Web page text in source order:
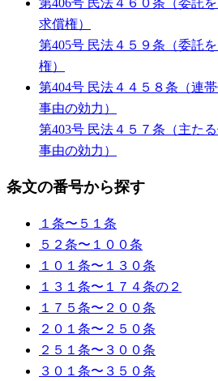
第406号 民法４６０条（委託
求償権）
第405号 民法４５９条（委託
権）
第404号 民法４４５８条（連
事由の効力）
第403号 民法４５７条（主た
事由の効力）
条文の番号から探す
１条〜５１条
５２条〜１００条
１０１条〜１３０条
１３１条〜１７４条の２
１７５条〜２００条
２０１条〜２５０条
２５１条〜３００条
３０１条〜３５０条